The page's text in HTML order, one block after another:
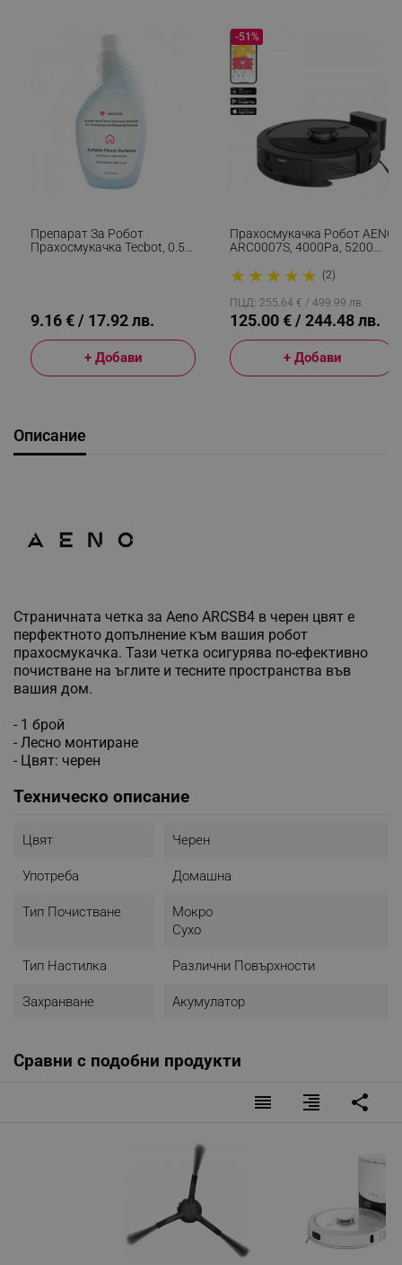
Препарат За Робот
Прахосмукачка Tecbot, 0.5
9.16 € / 17.92 лв.
+ Добави
Прахосмукачка Робот AENO
ARC0007S, 4000Pa, 5200
Картографиране, Wi-Fi,
Гласови Команди,
Автономия До 250min,
Черен
★ ★ ★ ★ ★ (2)
-51%
ПЦД: 255.64 € / 499.99 лв.
125.00 € / 244.48 лв.
+ Добави
Описание
Страничната четка за Aeno ARCSB4 в черен цвят е
перфектното допълнение към вашия робот
прахосмукачка. Тази четка осигурява по-ефективно
почистване на ъглите и тесните пространства във
вашия дом.
- 1 брой
- Лесно монтиране
- Цвят: черен
Техническо описание
Цвят Черен
Употреба Домашна
Тип Почистване
Мокро
Сухо
Тип Настилка Различни Повърхности
Захранване Акумулатор
Сравни с подобни продукти
reorder format_align_right share